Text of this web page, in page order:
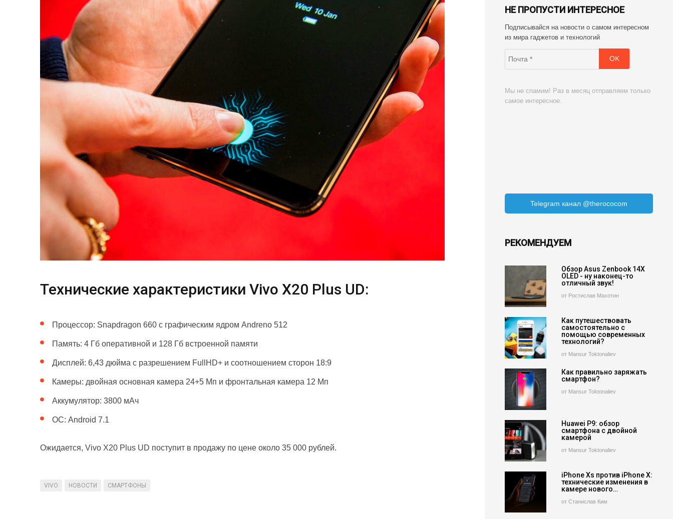
Технические характеристики Vivo X20 Plus UD:
Процессор: Snapdragon 660 с графическим ядром Andreno 512
Память: 4 Гб оперативной и 128 Гб встроенной памяти
Дисплей: 6,43 дюйма с разрешением FullHD+ и соотношением сторон 18:9
Камеры: двойная основная камера 24+5 Мп и фронтальная камера 12 Мп
Аккумулятор: 3800 мАч
ОС: Android 7.1
Ожидается, Vivo X20 Plus UD поступит в продажу по цене около 35 000 рублей.
VIVO НОВОСТИ СМАРТФОНЫ
НЕ ПРОПУСТИ ИНТЕРЕСНОЕ
Подписывайся на новости о самом интересном
из мира гаджетов и технологий
Мы не спамим! Раз в месяц отправляем только
самое интересное.
Telegram канал @therococom
РЕКОМЕНДУЕМ
Обзор Asus Zenbook 14X
OLED - ну наконец-то
отличный звук!
от Ростислав Махотин
Как путешествовать
самостоятельно с
помощью современных
технологий?
от Mansur Toktonaliev
Как правильно заряжать
смартфон?
от Mansur Toktonaliev
Huawei P9: обзор
смартфона с двойной
камерой
от Mansur Toktonaliev
iPhone Xs против iPhone X:
технические изменения в
камере нового…
от Станислав Ким